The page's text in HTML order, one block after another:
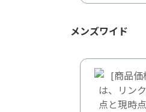
メンズワイド